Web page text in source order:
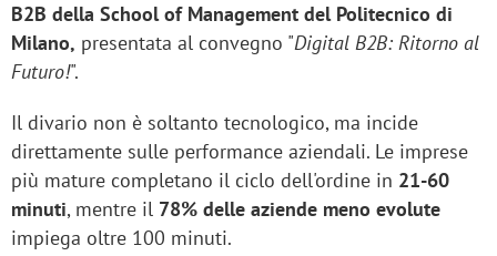
B2B della School of Management del Politecnico di
Milano, presentata al convegno "Digital B2B: Ritorno al
Futuro!".
Il divario non è soltanto tecnologico, ma incide
direttamente sulle performance aziendali. Le imprese
più mature completano il ciclo dell'ordine in 21-60
minuti, mentre il 78% delle aziende meno evolute
impiega oltre 100 minuti.